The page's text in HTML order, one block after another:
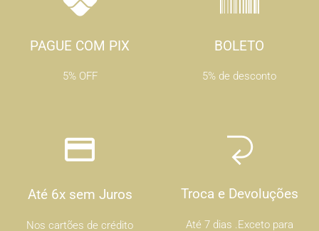
PAGUE COM PIX
5% OFF
BOLETO
5% de desconto
Até 6x sem Juros
Nos cartões de crédito
Troca e Devoluções
Até 7 dias .Exceto para